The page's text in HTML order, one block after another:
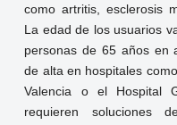
como artritis, esclerosis
La edad de los usuarios
personas de 65 años en
de alta en hospitales
Valencia o el Hospital
requieren soluciones